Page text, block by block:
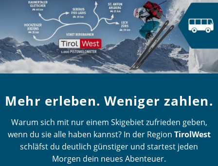
Mehr erleben. Weniger zahlen.
Warum sich mit nur einem Skigebiet zufrieden geben,
wenn du sie alle haben kannst? In der Region TirolWest
schläfst du deutlich günstiger und startest jeden
Morgen dein neues Abenteuer.